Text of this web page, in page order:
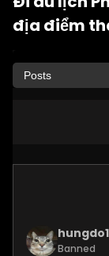
địa điểm
Banned